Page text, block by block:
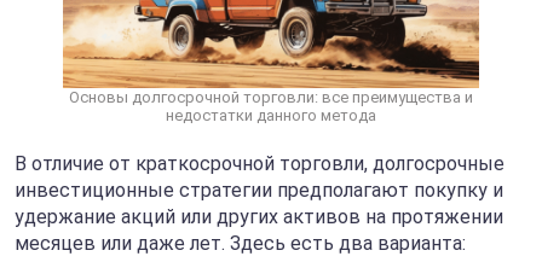
Основы долгосрочной торговли: все преимущества и
недостатки данного метода
В отличие от краткосрочной торговли, долгосрочные
инвестиционные стратегии предполагают покупку и
удержание акций или других активов на протяжении
месяцев или даже лет. Здесь есть два варианта: